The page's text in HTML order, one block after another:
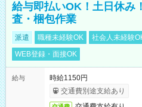
給与即払いOK！土日休み
査・梱包作業
派遣 職種未経験OK 社会人未経験
WEB登録・面接OK
給与
時給1150円
交通費別途支給あり